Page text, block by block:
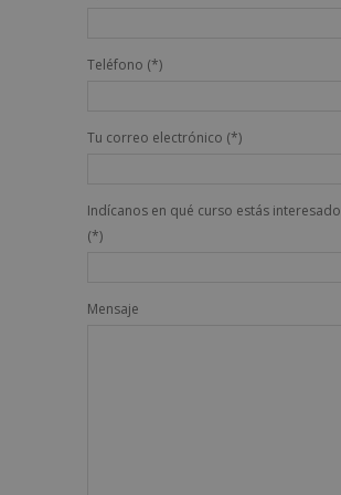
Teléfono (*)
Tu correo electrónico (*)
Indícanos en qué curso estás interesado
(*)
Mensaje